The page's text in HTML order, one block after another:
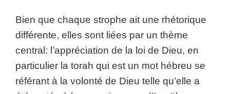
Bien que chaque strophe ait une rhétorique
différente, elles sont liées par un thème
central: l’appréciation de la loi de Dieu, en
particulier la torah qui est un mot hébreu se
référant à la volonté de Dieu telle qu’elle a